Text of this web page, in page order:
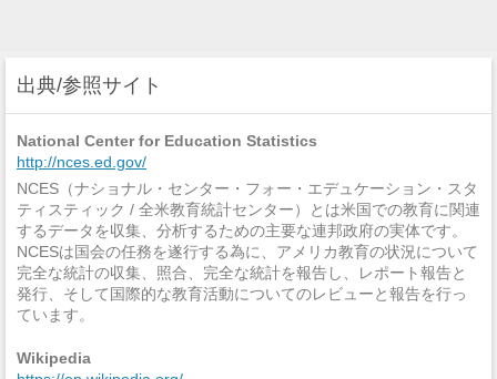
出典/参照サイト
National Center for Education Statistics
http://nces.ed.gov/
NCES（ナショナル・センター・フォー・エデュケーション・スタ
ティスティック / 全米教育統計センター）とは米国での教育に関連
するデータを収集、分析するための主要な連邦政府の実体です。
NCESは国会の任務を遂行する為に、アメリカ教育の状況について
完全な統計の収集、照合、完全な統計を報告し、レポート報告と
発行、そして国際的な教育活動についてのレビューと報告を行っ
ています。
Wikipedia